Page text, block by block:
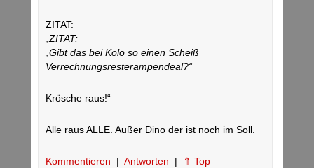
ZITAT:
„ZITAT:
„Gibt das bei Kolo so einen Scheiß
Verrechnungsresterampendeal?“
Krösche raus!“
Alle raus ALLE. Außer Dino der ist noch im Soll.
Kommentieren | Antworten | ⇑ Top